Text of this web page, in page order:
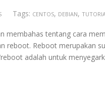
Tags: CENTOS, DEBIAN,
membahas tentang cara
reboot. Reboot merupakan
adalah untuk